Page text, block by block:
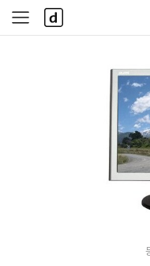
사
이
다
나
와